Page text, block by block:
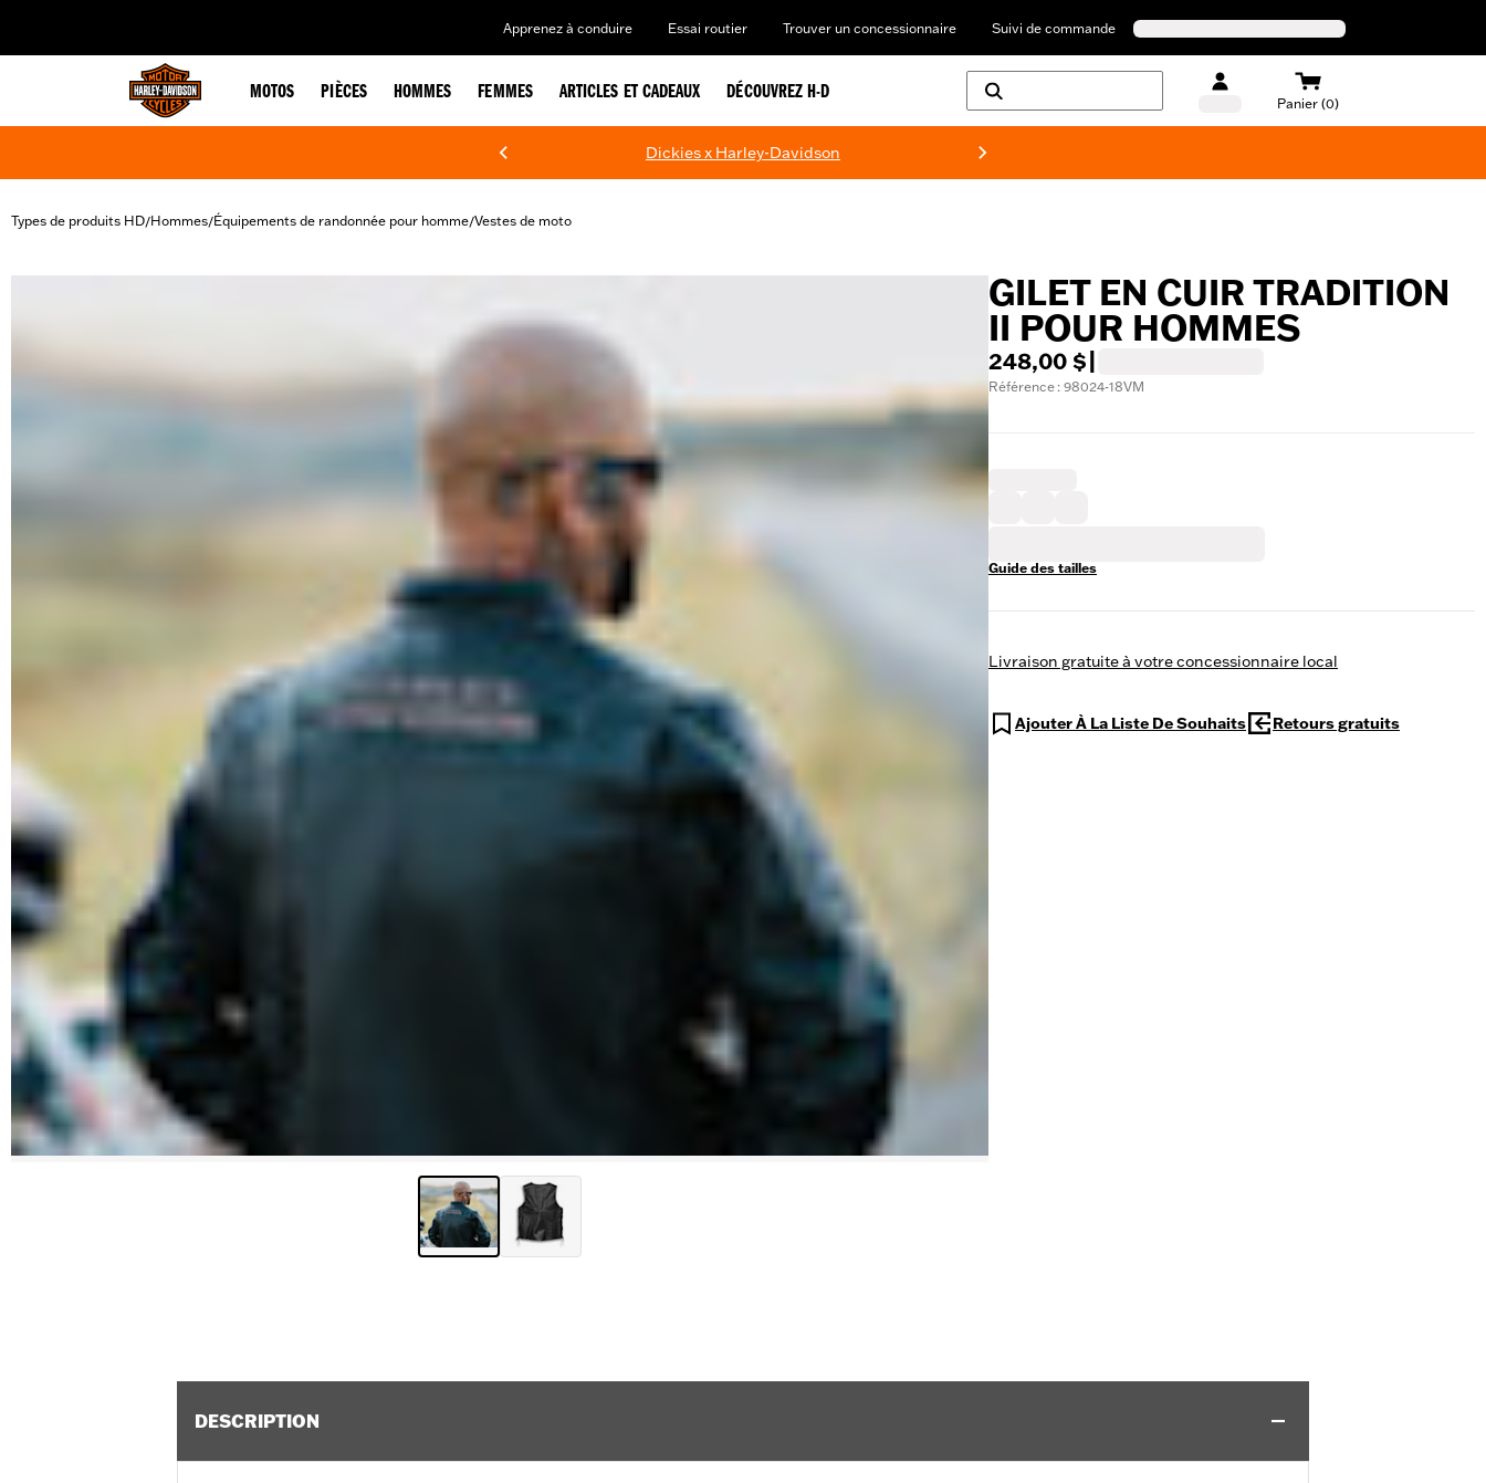
Apprenez à conduire Essai routier Trouver un concessionnaire Suivi de commande
MOTOS PIÈCES HOMMES FEMMES ARTICLES ET CADEAUX DÉCOUVREZ H-D
Panier (0)
Dickies x Harley-Davidson
Types de produits HD/Hommes/Équipements de randonnée pour homme/Vestes de moto
GILET EN CUIR TRADITION
II POUR HOMMES
248,00 $
Référence : 98024-18VM
Guide des tailles
Livraison gratuite à votre concessionnaire local
Ajouter À La Liste De Souhaits Retours gratuits
DESCRIPTION